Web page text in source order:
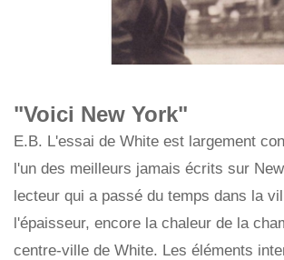
"Voici New York"
E.B. L'essai de White est largement
l'un des meilleurs jamais écrits sur
lecteur qui a passé du temps dans la
l'épaisseur, encore la chaleur de la
centre-ville de White. Les éléments